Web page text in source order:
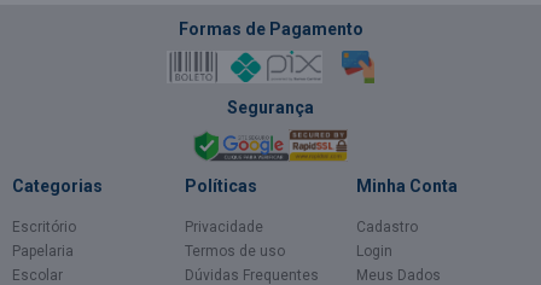
Formas de Pagamento
Segurança
Categorias
Escritório
Papelaria
Escolar
Políticas
Privacidade
Termos de uso
Dúvidas Frequentes
Minha Conta
Cadastro
Login
Meus Dados